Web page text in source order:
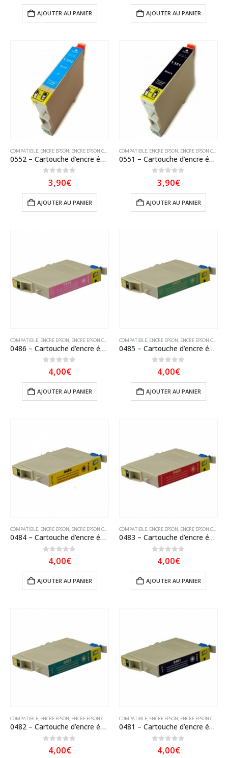
AJOUTER AU PANIER AJOUTER AU PANIER
COMPATIBLE, ENCRE EPSON, ENCRE EPSON COMPATIBLE
0552 – Cartouche d’encre équivalent EPSON T0552 compatible « Canard » Cyan
sur 5
3,90€
AJOUTER AU PANIER
COMPATIBLE, ENCRE EPSON, ENCRE EPSON COMPATIBLE
0551 – Cartouche d’encre équivalent EPSON T0551 compatible « canard » Noir
sur 5
3,90€
AJOUTER AU PANIER
COMPATIBLE ENCRE EPSON ENCRE EPSON COMPATIBLE
0486 – Cartouche d’encre équivalent EPSON T0486 compatible « Hippocampe » Magenta clair
sur 5
4,00€
AJOUTER AU PANIER
COMPATIBLE ENCRE EPSON ENCRE EPSON COMPATIBLE
0485 – Cartouche d’encre équivalent EPSON T0485 compatible « Hippocampe » Cyan clair
sur 5
4,00€
AJOUTER AU PANIER
COMPATIBLE, ENCRE EPSON, ENCRE EPSON COMPATIBLE
0484 – Cartouche d’encre équivalent EPSON T0484 compatible « Hippocampe » Jaune
sur 5
4,00€
AJOUTER AU PANIER
COMPATIBLE, ENCRE EPSON, ENCRE EPSON COMPATIBLE
0483 – Cartouche d’encre équivalent EPSON T0483 compatible « Hippocampe » Magenta
sur 5
4,00€
AJOUTER AU PANIER
COMPATIBLE, ENCRE EPSON, ENCRE EPSON COMPATIBLE
0482 – Cartouche d’encre équivalent EPSON T0482 compatible « Hippocampe » Cyan
sur 5
4,00€
COMPATIBLE, ENCRE EPSON, ENCRE EPSON COMPATIBLE
0481 – Cartouche d’encre équivalent EPSON T0481 compatible « Hippocampe » Noir
sur 5
4,00€